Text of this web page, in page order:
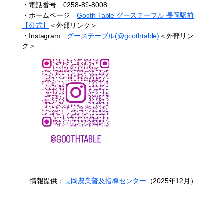
・電話番号 0258-89-8008​
・ホームページ Gooth Table グーステーブル 長岡駅前
【公式】
＜外部リンク＞
・Instagram グーステーブル(@goothtable) ＜外部リン
ク＞
情報提供： 長岡農業普及指導センター （2025年12月）​​